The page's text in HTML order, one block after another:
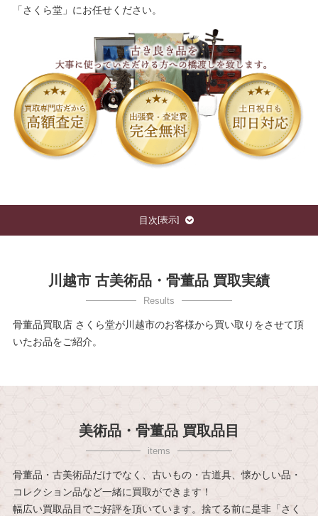
「さくら堂」にお任せください。
目次 [表示]
川越市 古美術品・骨董品 買取実績
骨董品買取店 さくら堂が川越市のお客様から買い取りをさせて頂
いたお品をご紹介。
美術品・骨董品 買取品目
骨董品・古美術品だけでなく、古いもの・古道具、懐かしい品・
コレクション品など一緒に買取ができます！
幅広い買取品目でご好評を頂いています。捨てる前に是非「さく